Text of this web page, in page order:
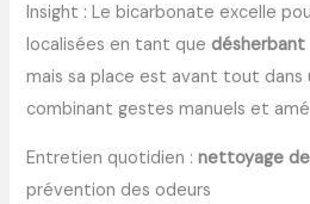
Insight : Le bicarbonate excelle
localisées en tant quedésherbant
mais sa place est avant tout
combinant gestes manuels et
Entretien quotidien :nettoyage
prévention des odeurs